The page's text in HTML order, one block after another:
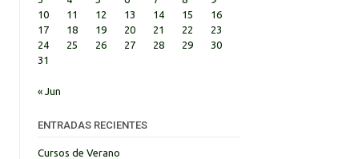
10
11 12 13 14 15
16
17
18 19 20 21 22
23
24
25 26 27 28 29
30
31
« Jun
ENTRADAS RECIENTES
Cursos de Verano